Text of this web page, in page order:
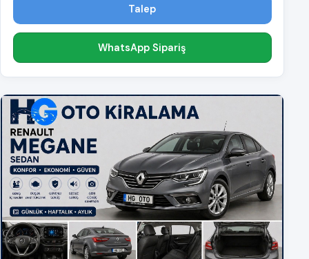
Talep
WhatsApp Sipariş